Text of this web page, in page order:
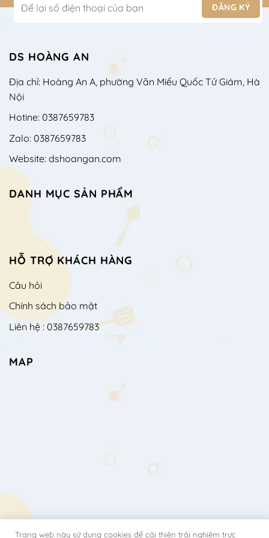
DS HOÀNG AN
Địa chỉ: Hoàng An A, phường Văn Miếu Quốc Tử Giám, Hà
Nội
Hotine: 0387659783
Zalo: 0387659783
Website: dshoangan.com
DANH MỤC SẢN PHẨM
HỖ TRỢ KHÁCH HÀNG
Câu hỏi
Chính sách bảo mật
Liên hệ : 0387659783
MAP
Trang web này sử dụng cookies để cải thiện trải nghiệm trực